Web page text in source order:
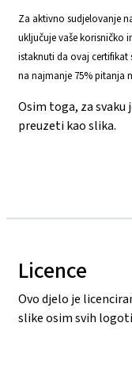
Za aktivno sudjelovanje
uključuje vaše korisničko
istaknuti da ovaj
na najmanje 75% pitanja
Osim toga, za svaku
preuzeti kao slika.
Licence
Ovo djelo je
slike osim svih